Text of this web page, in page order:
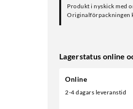
Produkt i nyskick med
Originalförpackningen
Lagerstatus online
Online
2-4 dagars leveranstid